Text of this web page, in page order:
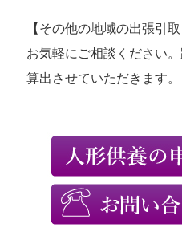
【その他の地域の出張引取
お気軽にご相談ください
算出させていただきます。